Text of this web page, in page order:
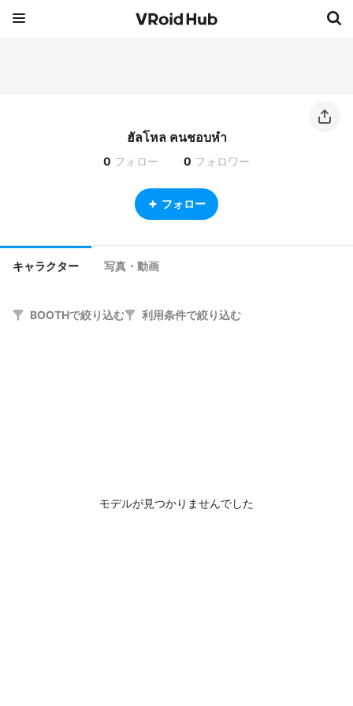
ฮัลโหล คนชอบหํา
0 フォロー 0 フォロワー
フォロー
キャラクター 写真・動画
BOOTHで絞り込む 利用条件で絞り込む
モデルが見つかりませんでした